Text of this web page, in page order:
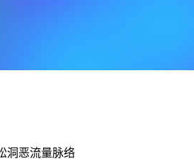
洞恶流量脉络